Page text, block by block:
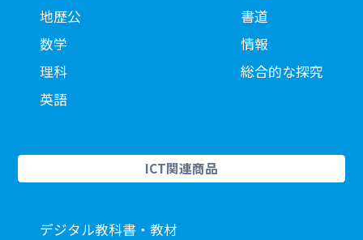
地歴公
数学
理科
英語
書道
情報
総合的な探究
ICT関連商品
デジタル教科書・教材